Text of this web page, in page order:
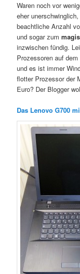
Waren noch vor
eher
beachtliche Anzahl
und sogar zum
inzwischen fündig.
Prozessoren auf
und es ist immer
flotter Prozessor der
Euro? Der Blogger
Das Lenovo G700